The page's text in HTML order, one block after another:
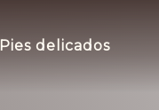
Pies delicados